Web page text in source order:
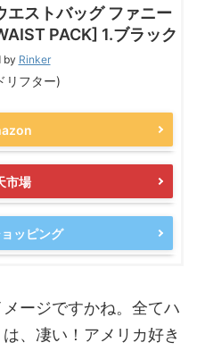
ストバッグ ファニー
PACK] 1.ブラック
by Rinker
リフター)
市場
ッピング
ージですかね。全てハ
、凄い！アメリカ好き